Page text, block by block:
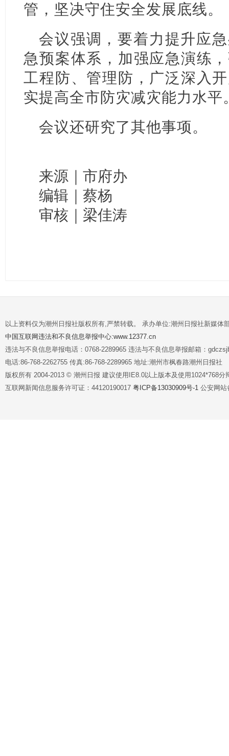
管，坚决守住安全发展底线。
会议强调，要着力提升应
急预案体系，加强应急演练
工程防、管理防，广泛深入
实提高全市防灾减灾能力水平
会议还研究了其他事项。
来源｜市府办
编辑｜蔡杨
审核｜梁佳涛
以上资料仅为潮州日报社版权所有,严禁转载。 承办单位:潮州日报社新媒体
中国互联网违法和不良信息举报中心:www.12377.cn
违法与不良信息举报电话：0768-2289965 违法与不良信息举报邮箱：
电话:86-768-2262755 传真:86-768-2289965 地址:潮州市枫春路潮州日报社
版权所有 2004-2013 © 潮州日报 建议使用IE8.0以上版本及使用1024*768分
互联网新闻信息服务许可证：44120190017 粤ICP备13030909号-1 公安网站